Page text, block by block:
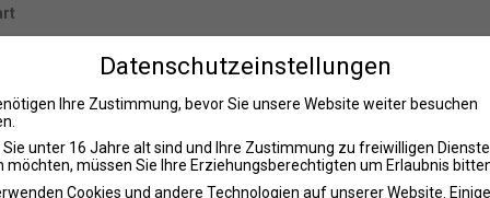
Patienten sowie mehr Abwechslung im Arbeitsalltag? Du
Perspektive.
Training-Anbietern in Baden-Württemberg. Der Ansatz geht über
Datenschutzeinstellungen
Ihre Zustimmung, bevor Sie unsere Website weiter besuchen
Sie unter 16 Jahre alt sind und Ihre Zustimmung zu freiwilligen
möchten, müssen Sie Ihre Erziehungsberechtigten um Erlaubnis
Cookies und andere Technologien auf unserer Website.